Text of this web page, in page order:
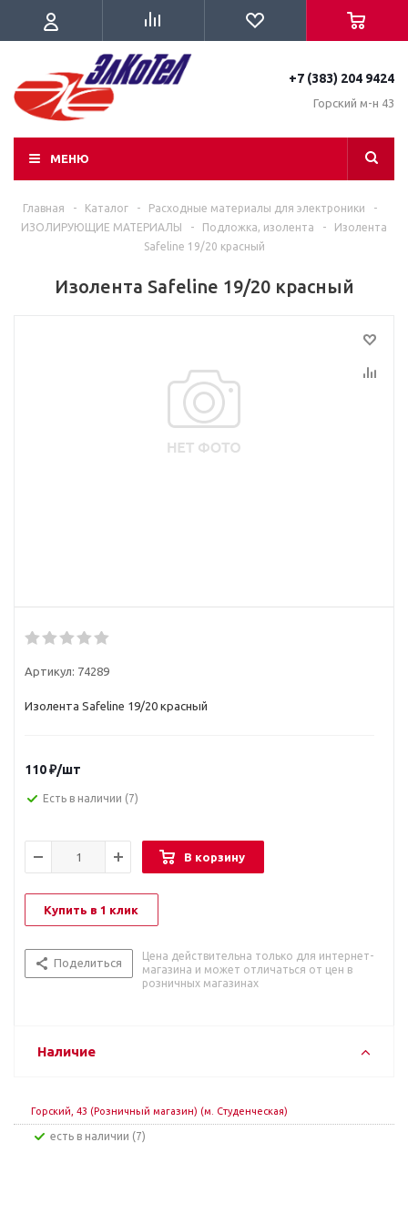
+7 (383) 204 9424
Горский м-н 43
МЕНЮ
Главная - Каталог - Расходные материалы для электроники
-
ИЗОЛИРУЮЩИЕ МАТЕРИАЛЫ
- Подложка, изолента -
Изолента
Safeline 19/20 красный
Изолента Safeline 19/20 красный
Артикул: 74289
Изолента Safeline 19/20 красный
110₽/шт
Есть в наличии (7)
В корзину
Купить в 1 клик
Поделиться
Цена действительна только для интернет-
магазина и может отличаться от цен в
розничных магазинах
Наличие
Горский, 43 (Розничный магазин) (м. Студенческая)
Есть в наличии (7)